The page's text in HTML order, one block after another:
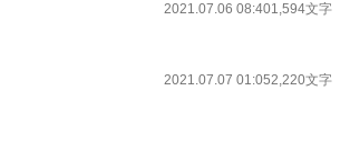
2021.07.06 08:401,594文字
2021.07.07 01:052,220文字